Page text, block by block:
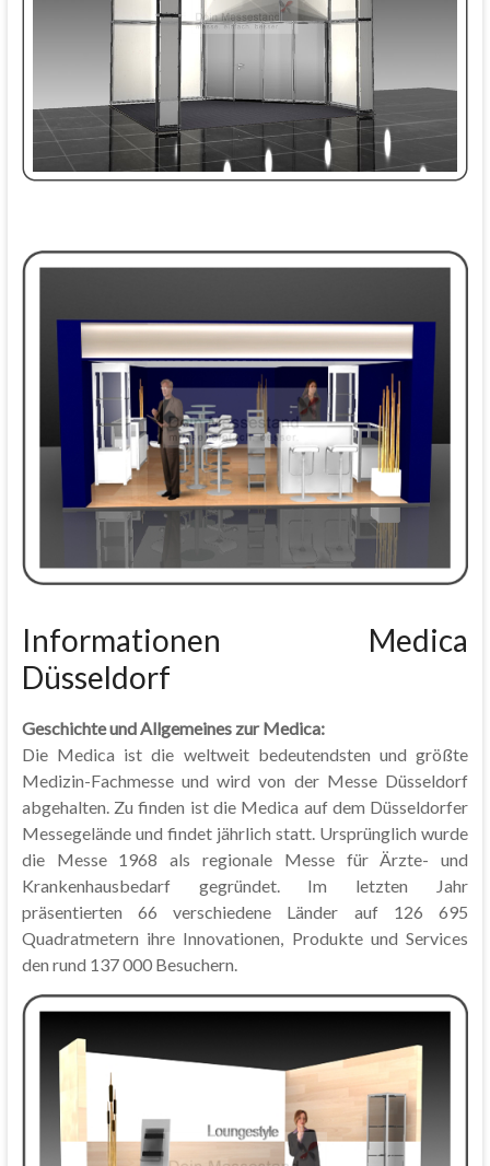
Informationen Medica
Düsseldorf
Geschichte und Allgemeines zur Medica:
Die Medica ist die weltweit bedeutendsten und größte
Medizin-Fachmesse und wird von der Messe Düsseldorf
abgehalten. Zu finden ist die Medica auf dem Düsseldorfer
Messegelände und findet jährlich statt. Ursprünglich wurde
die Messe 1968 als regionale Messe für Ärzte- und
Krankenhausbedarf gegründet. Im letzten Jahr
präsentierten 66 verschiedene Länder auf 126 695
Quadratmetern ihre Innovationen, Produkte und Services
den rund 137 000 Besuchern.